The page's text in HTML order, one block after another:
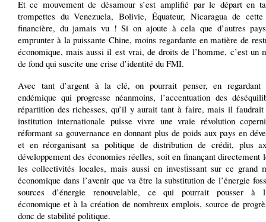
Et ce mouvement de désamour s’est amplifié par le départ en
trompettes du Venezuela, Bolivie, Équateur, Nicaragua de
financière, du jamais vu ! Si on ajoute à cela que d’autres
emprunter à la puissante Chine, moins regardante en matière de
économique, mais aussi il est vrai, de droits de l’homme, c’est un
de fond qui suscite une crise d’identité du FMI.
Avec tant d’argent à la clé, on pourrait penser, en regardant
endémique qui progresse néanmoins, l’accentuation des
répartition des richesses, qu’il y aurait tant à faire, mais il faudrait
institution internationale puisse vivre une vraie révolution
réformant sa gouvernance en donnant plus de poids aux pays en
et en réorganisant sa politique de distribution de crédit, plus
développement des économies réelles, soit en finançant directement
les collectivités locales, mais aussi en investissant sur ce grand
économique dans l’avenir que va être la substitution de l’énergie
sources d’énergie renouvelable, ce qui pourrait pousser à
économique et à la création de nombreux emplois, source de
donc de stabilité politique.